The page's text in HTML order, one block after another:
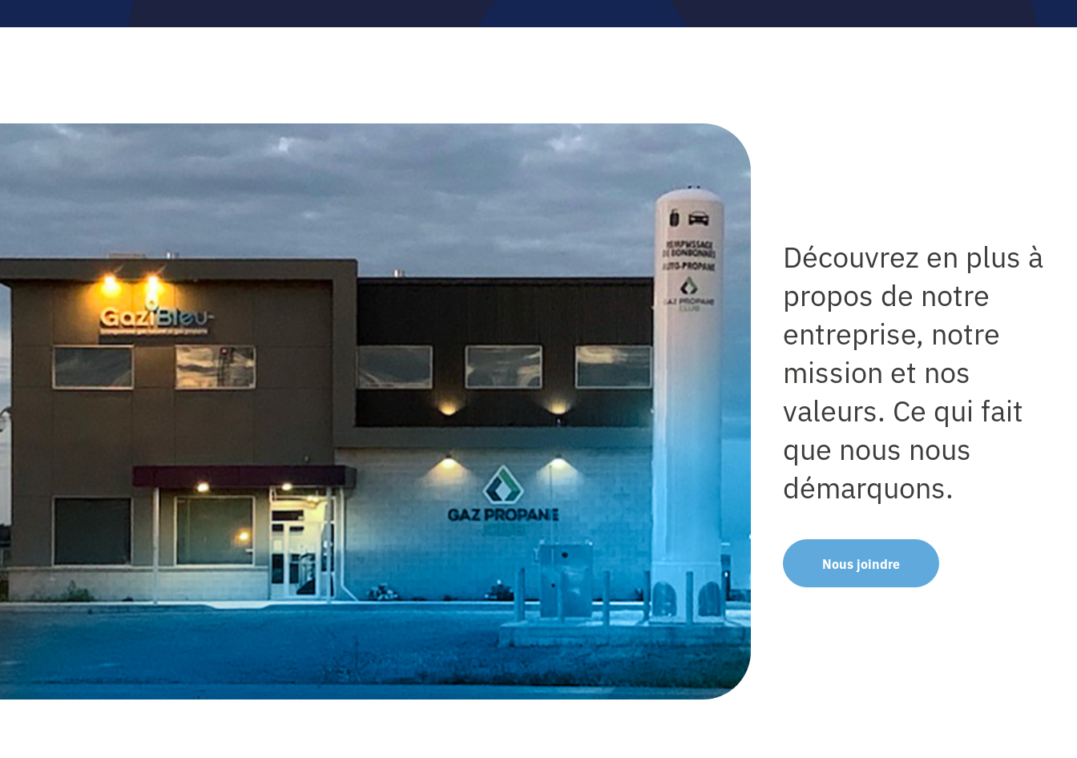
Découvrez en plus à
propos de notre
entreprise, notre
mission et nos
valeurs. Ce qui fait
que nous nous
démarquons.
Nous joindre